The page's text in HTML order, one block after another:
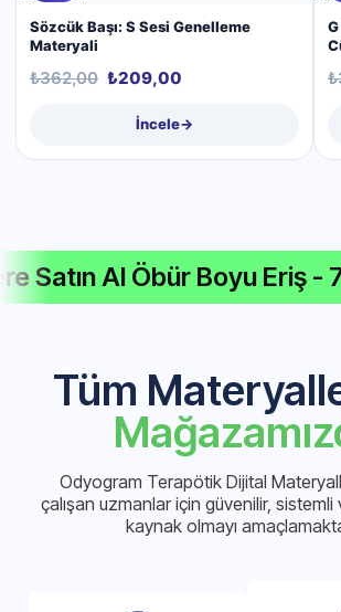
Sözcük Başı: S Sesi Genelleme
Materyali
₺362,00 ₺209,00
İncele→
₺
Al Öbür Boyu Eriş - 7/24
Tüm
Odyogram Terapötik Dijital
çalışan uzmanlar için güvenilir, sistemli
kaynak olmayı